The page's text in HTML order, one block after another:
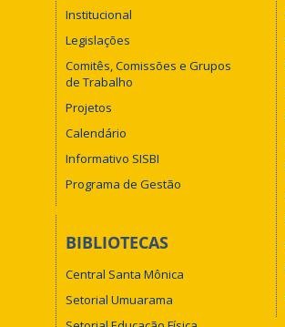
Institucional
Legislações
Comitês, Comissões e Grupos
de Trabalho
Projetos
Calendário
Informativo SISBI
Programa de Gestão
BIBLIOTECAS
Central Santa Mônica
Setorial Umuarama